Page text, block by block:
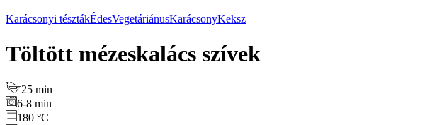
Karácsonyi tésztákÉdesVegetáriánusKarácsonyKeksz
Töltött mézeskalács szívek
25 min
6-8 min
180 °C